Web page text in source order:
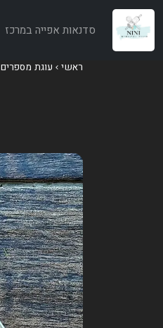
סדנאות אפייה במרכז
ראשי עוגת מספרים